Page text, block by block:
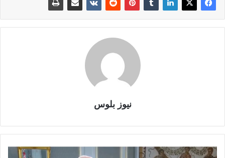
نيوز بلوس